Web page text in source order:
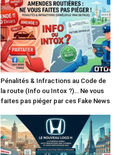
Pénalités & Infractions au Code de
la route (Info ou Intox ?)… Ne vous
faites pas piéger par ces Fake News